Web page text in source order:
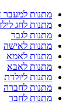
מתנות למעבר
מתנות לחג
מתנות לגבר
מתנות לאישה
מתנות לאמא
מתנות לאבא
מתנות ליולדת
מתנות לחברה
מתנות לחבר